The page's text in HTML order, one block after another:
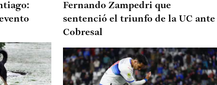
Fernando Zampedri que
sentenció el triunfo de la UC ante
Cobresal